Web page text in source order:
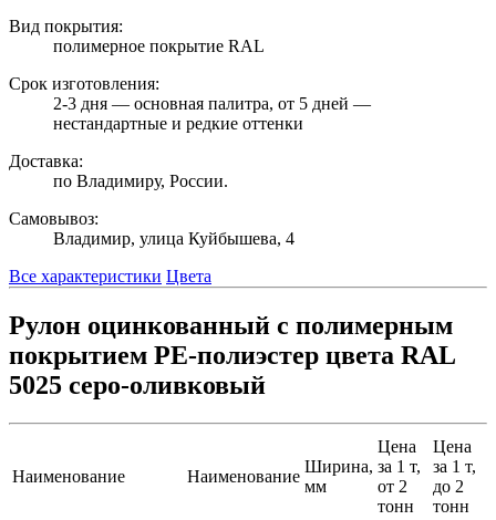
Вид покрытия:
полимерное покрытие RAL
Срок изготовления:
2-3 дня — основная палитра, от 5 дней —
нестандартные и редкие оттенки
Доставка:
по Владимиру, России.
Самовывоз:
Владимир, улица Куйбышева, 4
Все характеристики Цвета
Рулон оцинкованный с полимерным
покрытием PE-полиэстер цвета RAL
5025 серо-оливковый
Наименование Наименование
Ширина,
мм
Цена
за 1 т,
от 2
тонн
Цена
за 1 т,
до 2
тонн